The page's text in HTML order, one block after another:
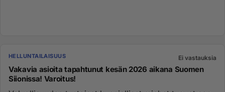
HELLUNTAILAISUUS Ei vastauksia
Vakavia asioita tapahtunut kesän 2026 aikana Suomen
Siionissa! Varoitus!